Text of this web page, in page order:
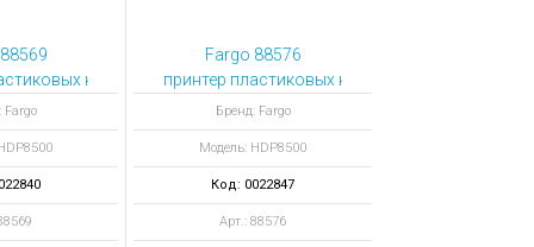
и кодером смарт-
карт HDP8500 с выпрямителем и OMNIKEY 5125
Fargo
Fargo 88576
принтер пластиковых карт HDP8500 с
Бренд: Fargo
Модель: HDP8500
Код: 0022847
Арт.: 88576